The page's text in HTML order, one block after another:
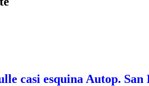
casi esquina Autop. San